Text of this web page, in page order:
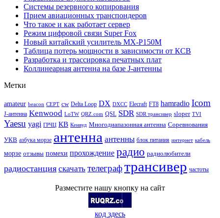
Системы резервного копирования
Прием авиационных транспондеров
Что такое и как работает сервер
Режим цифровой связи Super Fox
Новый китайский усилитель MX-P150M
Таблица потерь мощности в зависимости от КСВ
Разработка и трассировка печатных плат
Коллинеарная антенна на базе J-антенны
Метки
amateur beacon CEPT cw Delta Loop DX DXCC Elecraft FT8 hamradio Icom
J-антенна Kenwood LoTW QRZ.com QSL SDR SDR трансивер sloper TVI
Yaesu yagi ГРЧЦ КВ Кенвуд Многодиапазонная антенна Соревнования
УКВ азбука морзе антенна антенны блок питания интернет кабель
морзе отзывы помехи прохождение радио радиолюбители
радиостанция скачать телеграфтрансивер частоты
Разместите нашу кнопку на сайт
код здесь